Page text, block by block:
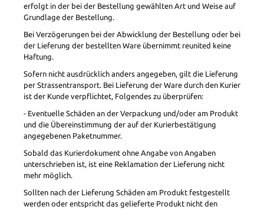
erfolgt in der bei der Bestellung gewählten Art und Weise auf
Grundlage der Bestellung.
Bei Verzögerungen bei der Abwicklung der Bestellung oder bei
der Lieferung der bestellten Ware übernimmt reunited keine
Haftung.
Sofern nicht ausdrücklich anders angegeben, gilt die Lieferung
per Strassentransport. Bei Lieferung der Ware durch den Kurier
ist der Kunde verpflichtet, Folgendes zu überprüfen:
- Eventuelle Schäden an der Verpackung und/oder am Produkt
und die Übereinstimmung der auf der Kurierbestätigung
angegebenen Paketnummer.
Sobald das Kurierdokument ohne Angabe von Angaben
unterschrieben ist, ist eine Reklamation der Lieferung nicht
mehr möglich.
Sollten nach der Lieferung Schäden am Produkt festgestellt
werden oder entspricht das gelieferte Produkt nicht den